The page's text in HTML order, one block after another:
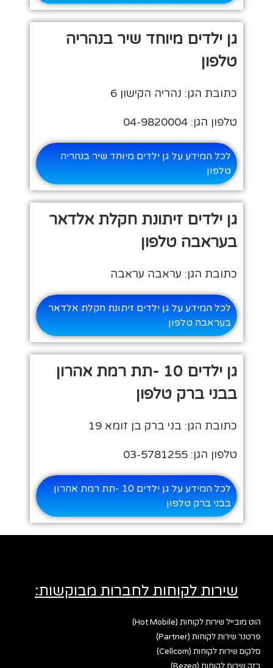
גן ילדים מיוחד שיר בנהריה
טלפון
כתובת הגן: נהריה הקישון 6
טלפון הגן: 04-9820004
לכל המידע על גן ילדים מיוחד שיר בנהריה
טלפון
גן ילדים זיתונת חקלת אלדאר
בעראבה טלפון
כתובת הגן: עראבה עראבה
לכל המידע על גן ילדים זיתונת חקלת אלדאר
בעראבה טלפון
גן ילדים 10 -תת רמת אהרון
בבני ברק טלפון
כתובת הגן: בני ברק בן זומא 19
טלפון הגן: 03-5781255
לכל המידע על גן ילדים 10 -תת רמת אהרון
בבני ברק טלפון
שירות לקוחות לחברות מבוקשות:
הוט מובייל שירות לקוחות (Hot Mobile)
פרטנר שירות לקוחות (Partner)
סלקום שירות לקוחות (Cellcom)
בזק שירות לקוחות (Bezeq)